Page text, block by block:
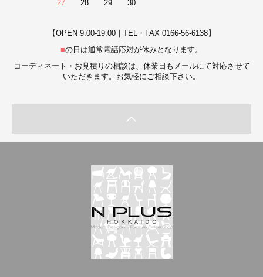
27 28 29 30
【OPEN 9:00-19:00｜TEL・FAX 0166-56-6138】
■の日は通常電話応対が休みとなります。
コーディネート・お見積りの相談は、休業日もメールにて対応させて
いただきます。お気軽にご相談下さい。